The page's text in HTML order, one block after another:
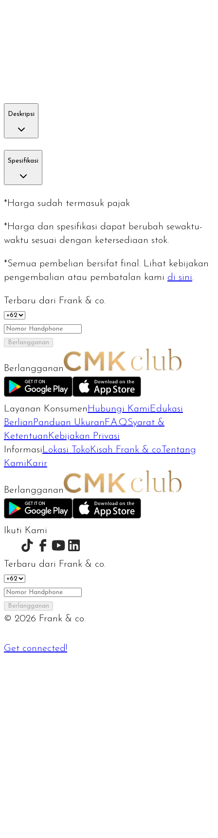
Deskripsi
Spesifikasi
*Harga sudah termasuk pajak
*Harga dan spesifikasi dapat berubah sewaktu-
waktu sesuai dengan ketersediaan stok.
*Semua pembelian bersifat final. Lihat kebijakan
pengembalian atau pembatalan kami di sini.
Terbaru dari Frank & co.
Berlangganan
Berlangganan
Layanan Konsumen Hubungi Kami Edukasi
Berlian Panduan Ukuran F.A.QSyarat &
Ketentuan Kebijakan Privasi
Informasi Lokasi Toko Kisah Frank & co.Tentang
Kami Karir
Berlangganan
Ikuti Kami
Terbaru dari Frank & co.
Berlangganan
© 2026 Frank & co.
Get connected!